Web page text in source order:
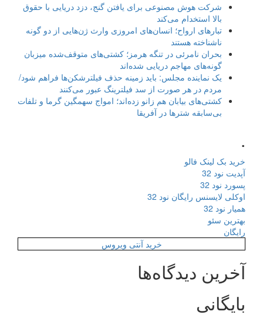
شرکت هوش مصنوعی برای یافتن گنج، دزد دریایی با حقوق
بالا استخدام می‌کند
تبارهای ارواح؛ انسان‌های امروزی وارث ژن‌هایی از دو گونه
ناشناخته هستند
بحران نامرئی در تنگه هرمز؛ کشتی‌های متوقف‌شده میزبان
گونه‌های مهاجم دریایی شده‌اند
یک نماینده مجلس: باید زمینه حذف فیلترشکن‌ها فراهم شود/
مردم در هر صورت از سد فیلترینگ عبور می‌کنند
کشتی‌های بیابان هم زانو زده‌اند؛ امواج سهمگین گرما و تلفات
بی‌سابقه شترها در آفریقا
.
خرید بک لینک فالو
آپدیت نود 32
پسورد نود 32
اوکلی لایسنس رایگان نود 32
همیار نود 32
بهترین سئو
رایگان
خرید آنتی ویروس
آخرین دیدگاه‌ها
بایگانی